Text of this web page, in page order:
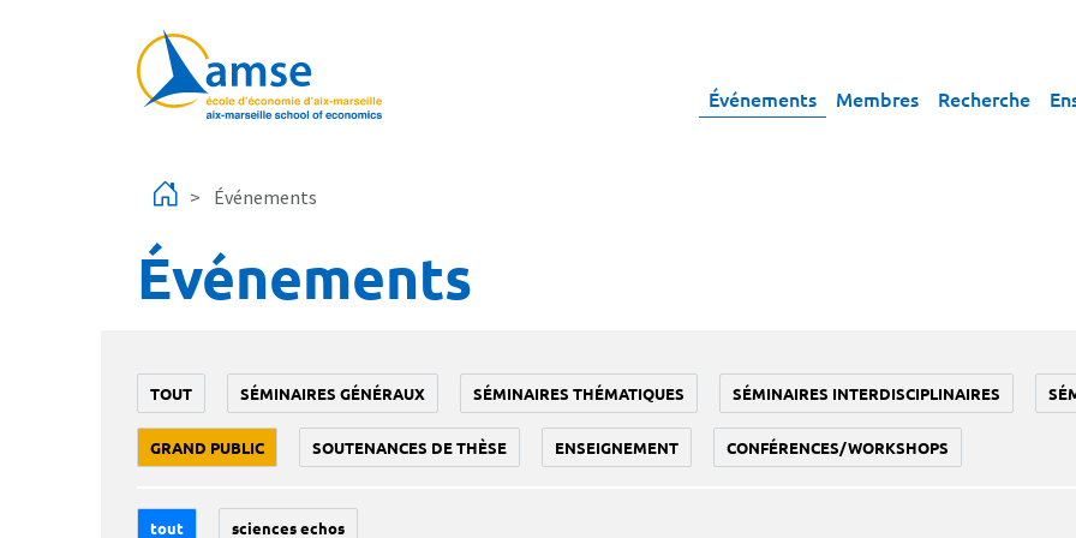
Événements Membres Recherche
Événements
Événements
TOUT SÉMINAIRES GÉNÉRAUX SÉMINAIRES THÉMATIQUES SÉMINAIRES INTERDISCIPLINAIRES
GRAND PUBLIC SOUTENANCES DE THÈSE ENSEIGNEMENT CONFÉRENCES/WORKSHOPS
tout sciences echos